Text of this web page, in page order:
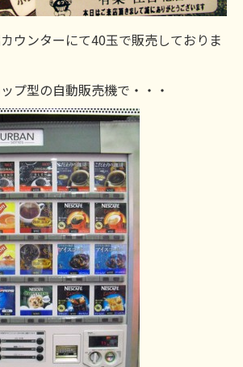
ウンターにて40玉で販売しておりま
プ型の自動販売機で・・・